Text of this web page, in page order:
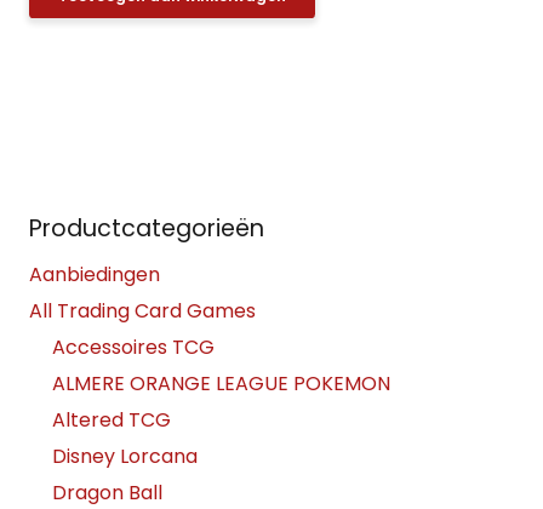
Productcategorieën
Aanbiedingen
All Trading Card Games
Accessoires TCG
ALMERE ORANGE LEAGUE POKEMON
Altered TCG
Disney Lorcana
Dragon Ball